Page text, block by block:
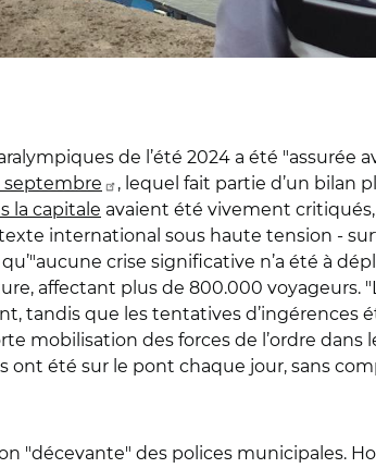
de l’été 2024 a été "assurée
septembre , lequel fait partie d’un bilan
la capitale avaient été vivement
international sous haute tension -
crise significative n’a été à
affectant plus de 800.000
tandis que les tentatives d’ingérences
mobilisation des forces de l’ordre dans
ont été sur le pont chaque jour, sans
"décevante" des polices municipales.